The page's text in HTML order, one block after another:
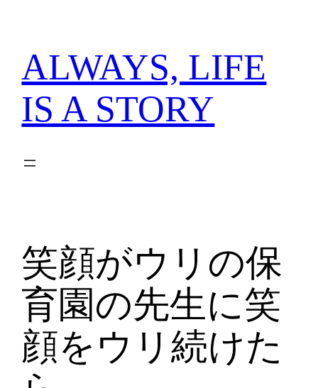
ALWAYS, LIFE
IS A STORY
笑顔がウリの保
育園の先生に笑
顔をウリ続けた